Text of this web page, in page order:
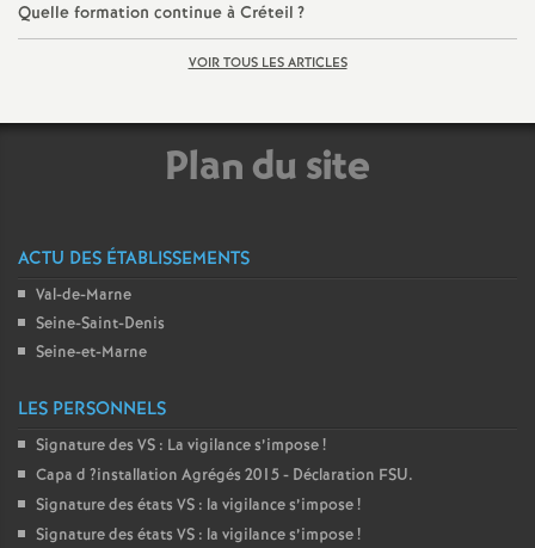
r
Quelle formation continue à Créteil ?
VOIR TOUS LES ARTICLES
Plan du site
ACTU DES ÉTABLISSEMENTS
Val-de-Marne
Seine-Saint-Denis
Seine-et-Marne
LES PERSONNELS
Signature des VS : La vigilance s’impose!
Capa d ?installation Agrégés 2015 - Déclaration FSU.
Signature des états VS : la vigilance s’impose!
Signature des états VS : la vigilance s’impose!